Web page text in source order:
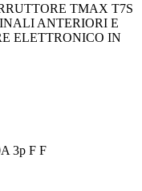
TMAX T7S
ANTERIORI E
ELETTRONICO IN
3p F F